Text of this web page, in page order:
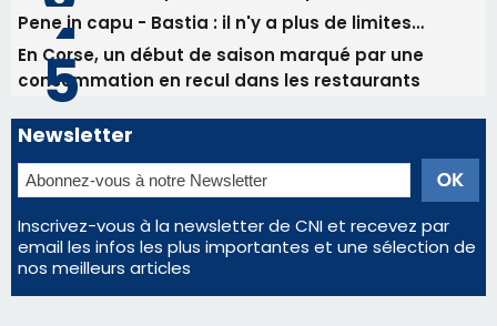
Inscrivez-vous à la newsletter de CNI et recevez par
email les infos les plus importantes et une sélection de
nos meilleurs articles
Régie publicitaire
Mentions légales
Nous contacter